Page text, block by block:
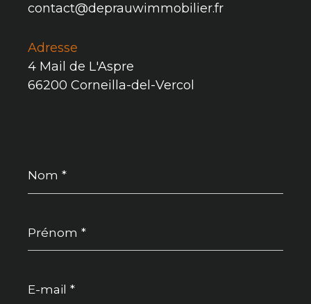
contact@deprauwimmobilier.fr
Adresse
4 Mail de L'Aspre
66200 Corneilla-del-Vercol
*
*
mail
*